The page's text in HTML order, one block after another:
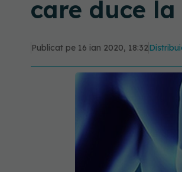
care duce
Publicat pe 16 ian 2020, 18:32